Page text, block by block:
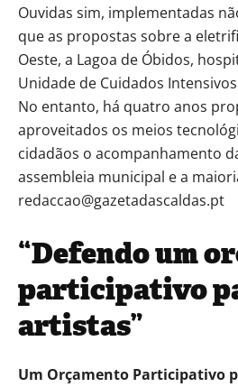
Ouvidas sim, implementadas
que as propostas sobre a
Oeste, a Lagoa de Óbidos,
Unidade de Cuidados
No entanto, há quatro anos
aproveitados os meios
cidadãos o acompanhamento
assembleia municipal e a
redaccao@gazetadascaldas.pt
“Defendo um
participativo
artistas”
Um Orçamento Participativo